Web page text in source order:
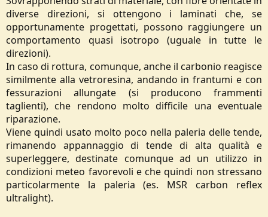
diverse direzioni, si ottengono i laminati che, se
opportunamente progettati, possono raggiungere un
comportamento quasi isotropo (uguale in tutte le
direzioni).
In caso di rottura, comunque, anche il carbonio reagisce
similmente alla vetroresina, andando in frantumi e con
fessurazioni allungate (si producono frammenti
taglienti), che rendono molto difficile una eventuale
riparazione.
Viene quindi usato molto poco nella paleria delle tende,
rimanendo appannaggio di tende di alta qualità e
superleggere, destinate comunque ad un utilizzo in
condizioni meteo favorevoli e che quindi non stressano
particolarmente la paleria (es. MSR carbon reflex
ultralight).